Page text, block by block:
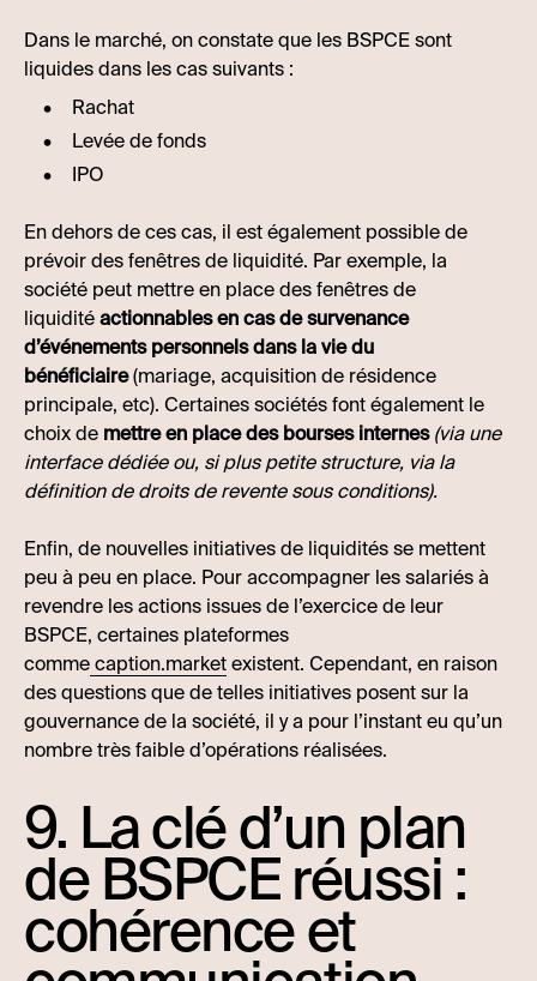
Dans le marché, on constate que les BSPCE sont
liquides dans les cas suivants :
Rachat
Levée de fonds
IPO
En dehors de ces cas, il est également possible de
prévoir des fenêtres de liquidité. Par exemple, la
société peut mettre en place des fenêtres de
liquiditéactionnables en cas de survenance
d’événements personnels dans la vie du
bénéficiaire(mariage, acquisition de résidence
principale, etc). Certaines sociétés font également le
choix de mettre en place des bourses internes (via une
interface dédiée ou, si plus petite structure, via la
définition de droits de revente sous conditions).
Enfin, de nouvelles initiatives de liquidités se mettent
peu à peu en place. Pour accompagner les salariés à
revendre les actions issues de l’exercice de leur
BSPCE, certaines plateformes
commecaption.marketexistent. Cependant, en raison
des questions que de telles initiatives posent sur la
gouvernance de la société, il y a pour l’instant eu qu’un
nombre très faible d’opérations réalisées.
9. La clé d’un plan
de BSPCE réussi :
cohérence et